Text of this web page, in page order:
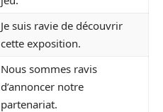
Je suis ravie de découvrir
cette exposition.
Nous sommes ravis
d’annoncer notre
partenariat.